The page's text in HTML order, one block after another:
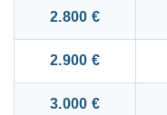
2.800 €
2.900 €
3.000 €